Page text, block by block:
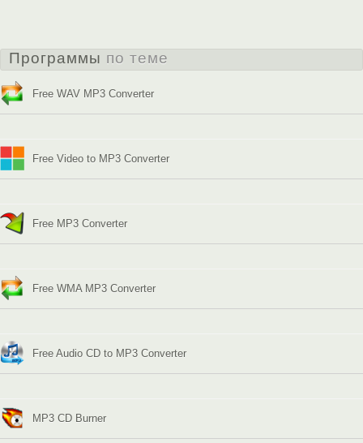
Программы по теме
Free WAV MP3 Converter
Free Video to MP3 Converter
Free MP3 Converter
Free WMA MP3 Converter
Free Audio CD to MP3 Converter
MP3 CD Burner